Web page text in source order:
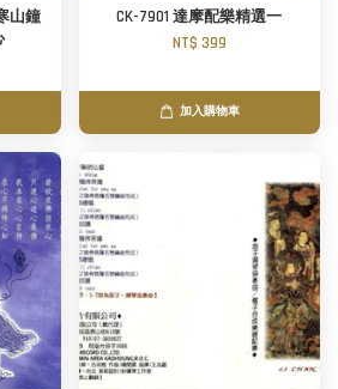
山鐘
CK-7901 達摩配樂精選一
NT$ 399
加入購物車